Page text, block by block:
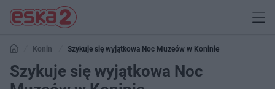
Konin Szykuje się wyjątkowa Noc Muzeów w Koninie
Szykuje się wyjątkowa Noc